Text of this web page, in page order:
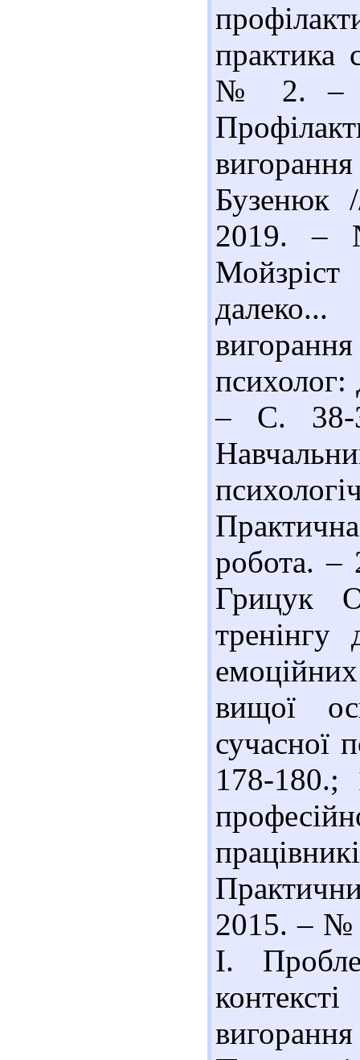
практика
№ 2. –
Бузенюк
2019. –
далеко...
– С. 38-
робота.
Грицук
тренінгу
вищої
сучасної
178-180.;
2015. – №
І.